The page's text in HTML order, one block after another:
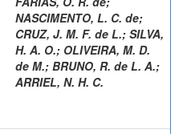
NASCIMENTO, L. C. de;
CRUZ, J. M. F. de L.; SILVA,
H. A. O.; OLIVEIRA, M. D.
de M.; BRUNO, R. de L. A.;
ARRIEL, N. H. C.